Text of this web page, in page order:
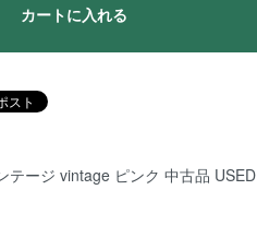
カートに入れる
テージ vintage ピンク 中古品 USED